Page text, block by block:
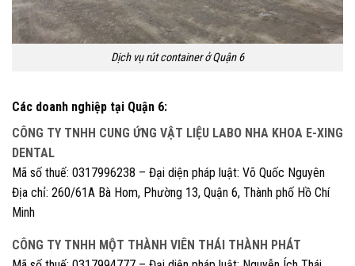
Dịch vụ rút container ở Quận 6
Các doanh nghiệp tại Quận 6:
CÔNG TY TNHH CUNG ỨNG VẬT LIỆU LABO NHA KHOA E-XING
DENTAL
Mã số thuế: 0317996238 – Đại diện pháp luật: Võ Quốc Nguyên
Địa chỉ: 260/61A Bà Hom, Phường 13, Quận 6, Thành phố Hồ Chí
Minh
CÔNG TY TNHH MỘT THÀNH VIÊN THÁI THÀNH PHÁT